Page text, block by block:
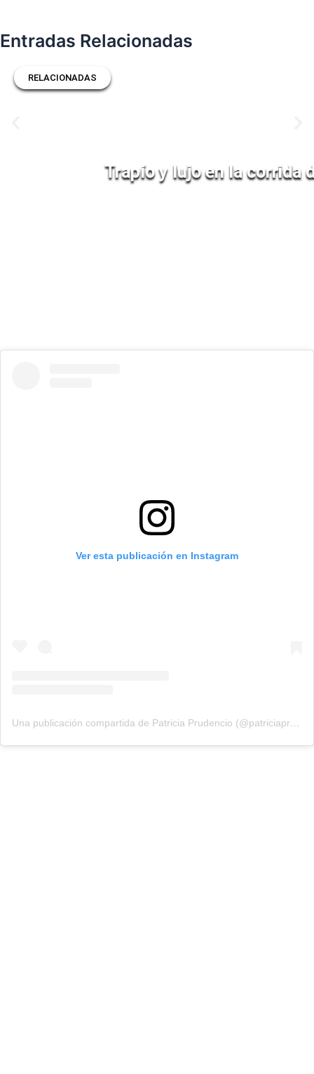
Entradas Relacionadas
RELACIONADAS
Trapío y lujo en la corrida
Ver esta publicación en Instagram
Una publicación compartida de Patricia Prudencio (@patriciaprudencio98)